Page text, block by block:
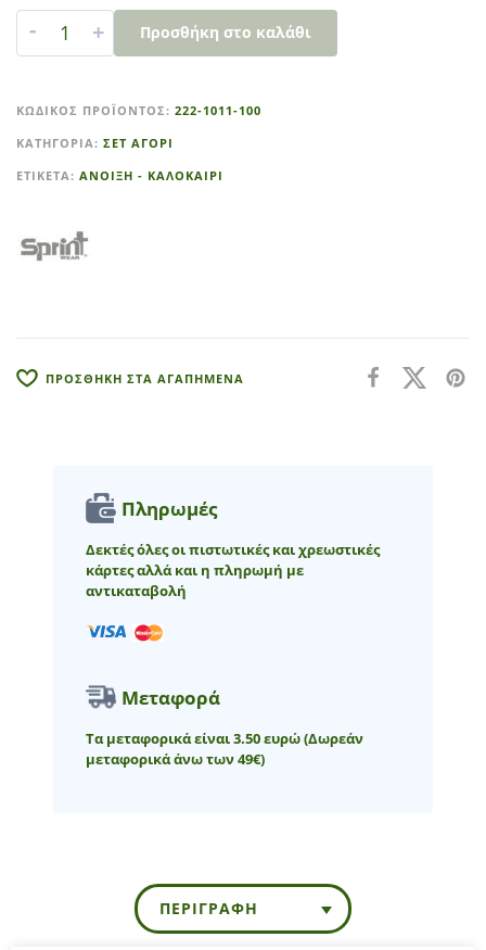
- + Προσθήκη στο καλάθι
t
e
r
t
ΚΩΔΙΚΌΣ ΠΡΟΪΌΝΤΟΣ: 222-1011-100
ΚΑΤΗΓΟΡΊΑ: ΣΕΤ ΑΓΟΡΙ
ΕΤΙΚΈΤΑ: ΑΝΟΙΞΗ - ΚΑΛΟΚΑΙΡΙ
ΠΡΟΣΘΗΚΗ ΣΤΑ ΑΓΑΠΗΜΕΝΑ
Πληρωμές
Δεκτές όλες οι πιστωτικές και χρεωστικές
κάρτες αλλά και η πληρωμή με
αντικαταβολή
Μεταφορά
Τα μεταφορικά είναι 3.50 ευρώ(Δωρεάν
μεταφορικά άνω των 49€)
ΠΕΡΙΓΡΑΦΉ